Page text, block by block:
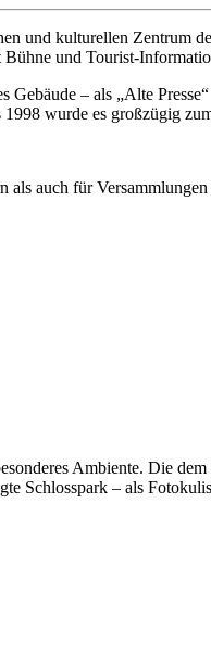
und kulturellen Zentrum
Bühne und Tourist-
– als „Alte
wurde es großzügig
auch für
Ambiente. Die
Schlosspark – als